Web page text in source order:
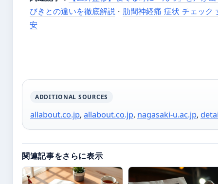
びきとの違いを徹底解説 · 肋間神経痛 症状 チェック
安
ADDITIONAL SOURCES
allabout.co.jp, allabout.co.jp, nagasaki-u.ac.jp,
関連記事をさらに表示